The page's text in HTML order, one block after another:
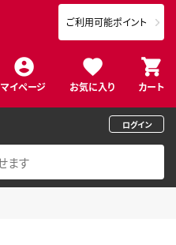
マイページ お気に入り カート
ご利用可能ポイント
ログイン